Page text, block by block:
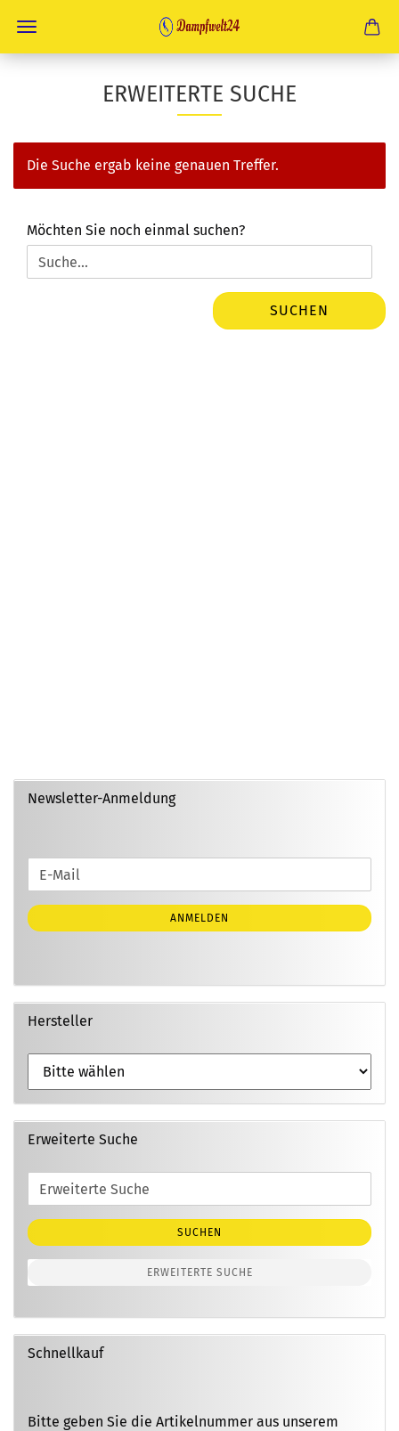
ERWEITERTE SUCHE
Die Suche ergab keine genauen Treffer.
MÖCHTEN
SIE
NOCH
Möchten Sie noch einmal suchen?
SUCHEN
Newsletter-Anmeldung
WEITER
ZUR
NEWSLETTER-
ANMELDUNG
E-
Mail
ANMELDEN
Hersteller
Erweiterte Suche
Erweiterte
Suche
SUCHEN
ERWEITERTE SUCHE
Schnellkauf
BITTE
Bitte geben Sie die Artikelnummer aus unserem